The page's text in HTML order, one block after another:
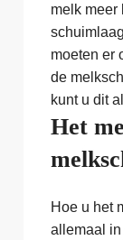
melk meer
moeten er
de
kunt u dit
Het
Hoe u het
allemaal